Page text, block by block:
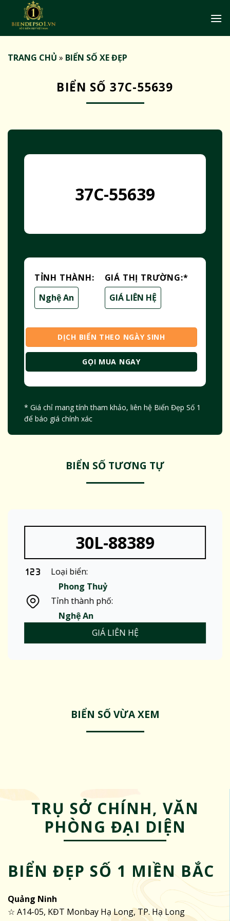
TRANG CHỦ » BIỂN SỐ XE ĐẸP
BIỂN SỐ 37C-55639
37C-55639
TỈNH THÀNH:
Nghệ An
GIÁ THỊ TRƯỜNG:*
GIÁ LIÊN HỆ
DỊCH BIỂN THEO NGÀY SINH
GỌI MUA NGAY
* Giá chỉ mang tính tham khảo, liên hệ Biển Đẹp Số 1
để báo giá chính xác
BIỂN SỐ TƯƠNG TỰ
30L-88389
Loại biển:
Phong Thuỷ
Tỉnh thành phố:
Nghệ An
GIÁ LIÊN HỆ
BIỂN SỐ VỪA XEM
TRỤ SỞ CHÍNH, VĂN
PHÒNG ĐẠI DIỆN
BIỂN ĐẸP SỐ 1 MIỀN BẮC
Quảng Ninh
☆ A14-05, KĐT Monbay Hạ Long, TP. Hạ Long